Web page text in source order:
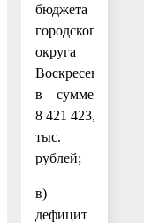
бюджета
городского
округа
Воскресенск
в сумме
8 421 423,3
тыс.
рублей;
в)
дефицит